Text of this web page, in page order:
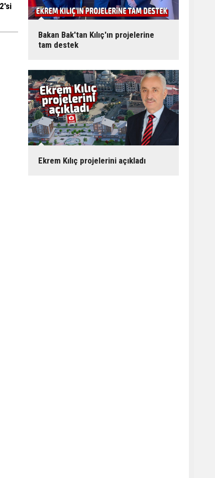
Bakan Bak'tan Kılıç'ın projelerine
tam destek
Ekrem Kılıç projelerini açıkladı